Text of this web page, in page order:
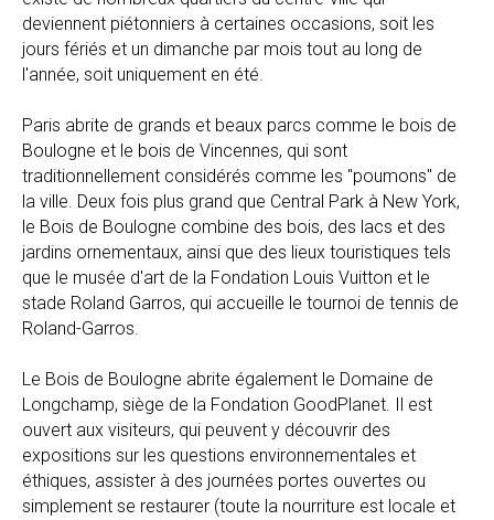
deviennent piétonniers à certaines occasions, soit les
jours fériés et un dimanche par mois tout au long de
l'année, soit uniquement en été.
Paris abrite de grands et beaux parcs comme le bois de
Boulogne et le bois de Vincennes, qui sont
traditionnellement considérés comme les "poumons" de
la ville. Deux fois plus grand que Central Park à New York,
le Bois de Boulogne combine des bois, des lacs et des
jardins ornementaux, ainsi que des lieux touristiques tels
que le musée d'art de la Fondation Louis Vuitton et le
stade Roland Garros, qui accueille le tournoi de tennis de
Roland-Garros.
Le Bois de Boulogne abrite également le Domaine de
Longchamp, siège de la Fondation GoodPlanet. Il est
ouvert aux visiteurs, qui peuvent y découvrir des
expositions sur les questions environnementales et
éthiques, assister à des journées portes ouvertes ou
simplement se restaurer (toute la nourriture est locale et